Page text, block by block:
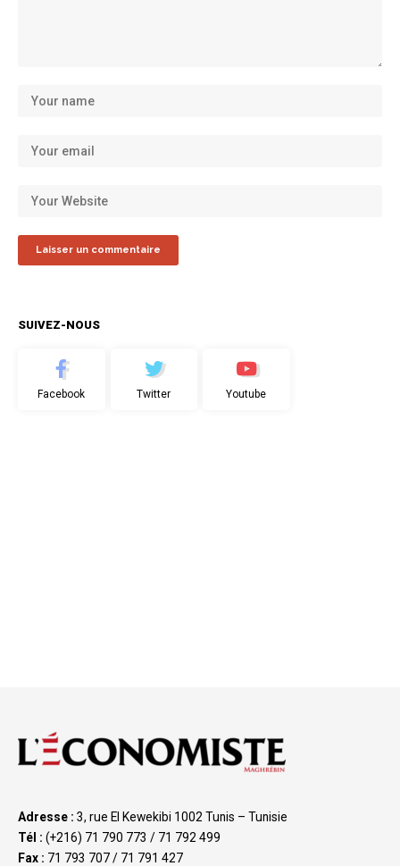
SUIVEZ-NOUS
Facebook Twitter Youtube
Adresse : 3, rue El Kewekibi 1002 Tunis – Tunisie
Tél : (+216) 71 790 773 / 71 792 499
Fax : 71 793 707 / 71 791 427